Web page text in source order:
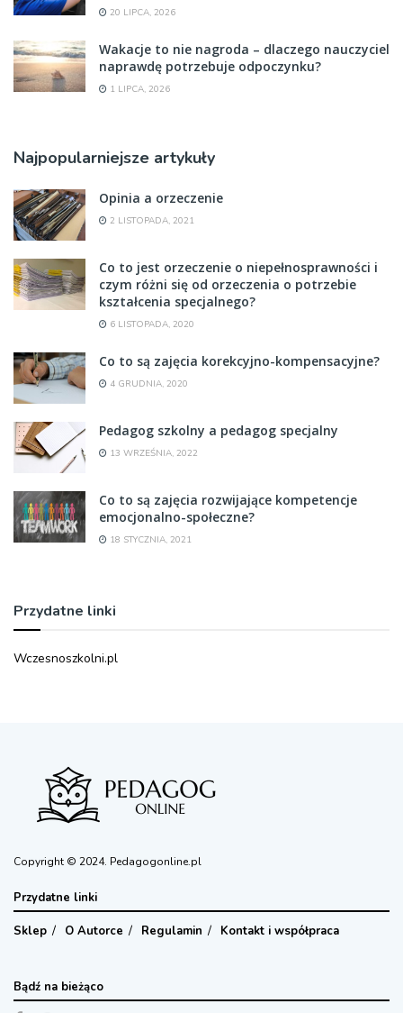
20 LIPCA, 2026
Wakacje to nie nagroda – dlaczego nauczyciel
naprawdę potrzebuje odpoczynku?
1 LIPCA, 2026
Najpopularniejsze artykuły
Opinia a orzeczenie
2 LISTOPADA, 2021
Co to jest orzeczenie o niepełnosprawności i
czym różni się od orzeczenia o potrzebie
kształcenia specjalnego?
6 LISTOPADA, 2020
Co to są zajęcia korekcyjno-kompensacyjne?
4 GRUDNIA, 2020
Pedagog szkolny a pedagog specjalny
13 WRZEŚNIA, 2022
Co to są zajęcia rozwijające kompetencje
emocjonalno-społeczne?
18 STYCZNIA, 2021
Przydatne linki
Wczesnoszkolni.pl
Copyright © 2024. Pedagogonline.pl
Przydatne linki
Sklep O Autorce Regulamin Kontakt i współpraca
Bądź na bieżąco